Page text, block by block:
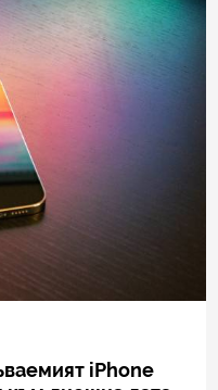
iPhone